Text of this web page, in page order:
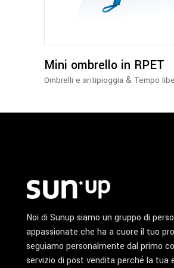
opzioni
possono
essere
Mini ombrello in RPET
Ombrelli e antipioggia & Tempo
Noi di Sunup siamo un gruppo di
appassionate che ha a cuore il tuo
seguiamo personalmente dal primo
servizio di post vendita perché la tua